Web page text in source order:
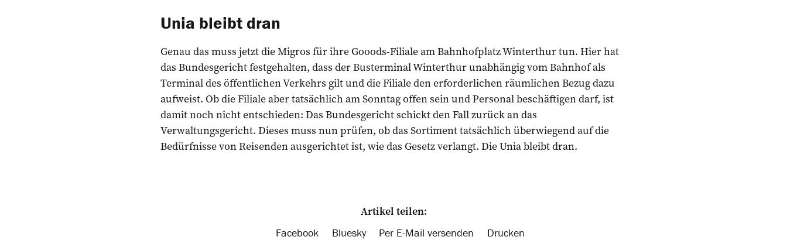
Unia bleibt dran
Genau das muss jetzt die Migros für ihre Gooods-Filiale am Bahnhofplatz Winterthur tun. Hier hat
das Bundesgericht festgehalten, dass der Busterminal Winterthur unabhängig vom Bahnhof als
Terminal des öffentlichen Verkehrs gilt und die Filiale den erforderlichen räumlichen Bezug dazu
aufweist. Ob die Filiale aber tatsächlich am Sonntag offen sein und Personal beschäftigen darf, ist
damit noch nicht entschieden: Das Bundesgericht schickt den Fall zurück an das
Verwaltungsgericht. Dieses muss nun prüfen, ob das Sortiment tatsächlich überwiegend auf die
Bedürfnisse von Reisenden ausgerichtet ist, wie das Gesetz verlangt. Die Unia bleibt dran.
Artikel teilen:
Facebook Bluesky Per E-Mail versenden Drucken